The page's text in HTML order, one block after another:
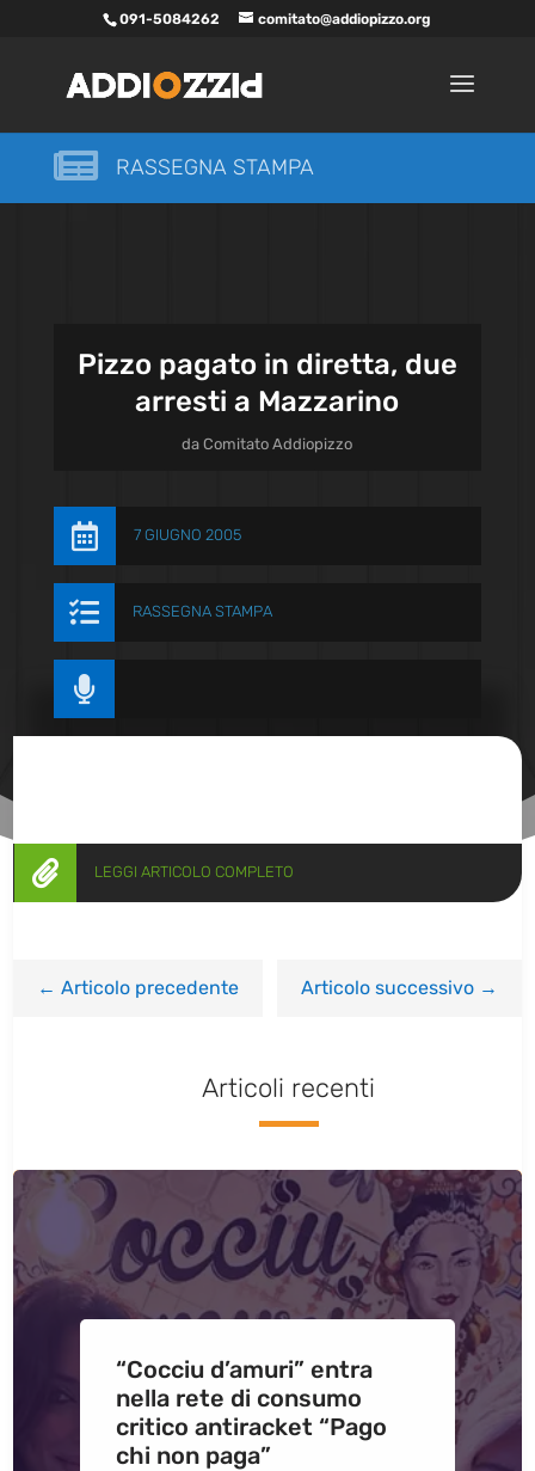
091-5084262 comitato@addiopizzo.org
 RASSEGNA STAMPA
Pizzo pagato in diretta, due
arresti a Mazzarino
daComitato Addiopizzo
 7 GIUGNO 2005
 RASSEGNA STAMPA

 LEGGI ARTICOLO COMPLETO
←Articolo precedente Articolo successivo→
Articoli recenti
“Cocciu d’amuri” entra
nella rete di consumo
critico antiracket “Pago
chi non paga”